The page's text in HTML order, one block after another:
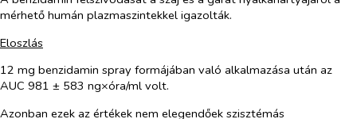
mérhető humán plazmaszintekkel igazolták.
Eloszlás
12 mg benzidamin spray formájában való alkalmazása után az
AUC 981 ± 583 ng×óra/ml volt.
Azonban ezek az értékek nem elegendőek szisztémás